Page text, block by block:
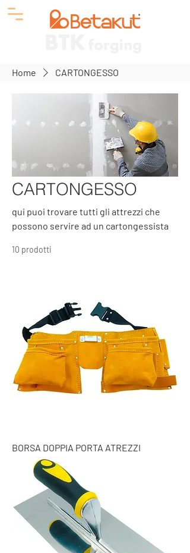
Home CARTONGESSO
CARTONGESSO
qui puoi trovare tutti gli attrezzi che
possono servire ad un cartongessista
10 prodotti
BORSA DOPPIA PORTA ATREZZI